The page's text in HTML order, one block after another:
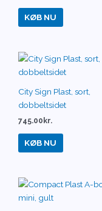
KØB NU
City Sign Plast, sort,
dobbeltsidet
745.00 kr.
KØB NU